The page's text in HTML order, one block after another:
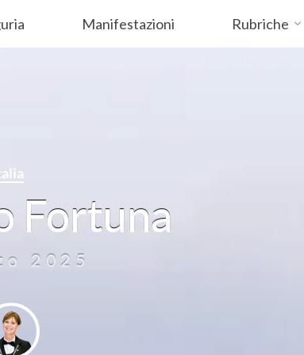
Manifestazioni Rubriche
Fortuna
2025